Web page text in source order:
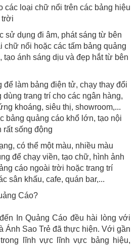
các loại chữ nổi trên các bảng hiệu
trời
sử dụng đi âm, phát sáng từ bên
chữ nổi hoặc các tấm bảng quảng
tạo ánh sáng dịu và đẹp hắt từ bên
để làm bảng điện tử, chạy thay đổi
trang trí cho các ngân hàng,
khoáng, siêu thị, showroom,...
bảng quảng cáo khổ lớn, tạo nội
rất sống động
có thể một màu, nhiều màu
để chạy viền, tạo chữ, hình ảnh
cáo ngoài trời hoặc trang trí
sân khấu, cafe, quán bar,...
Cáo?
In Quảng Cáo đều hài lòng với
Ánh Sao Trẻ đã thực hiện. Với gần
lĩnh vực lĩnh vực bảng hiệu,